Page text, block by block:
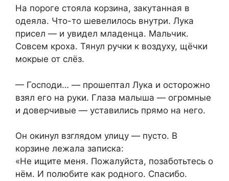
На пороге стояла корзина, закутанная в
одеяла. Что-то шевелилось внутри. Лука
присел — и увидел младенца. Мальчик.
Совсем кроха. Тянул ручки к воздуху, щёчки
мокрые от слёз.
— Господи… — прошептал Лука и осторожно
взял его на руки. Глаза малыша — огромные
и доверчивые — уставились прямо на него.
Он окинул взглядом улицу — пусто. В
корзине лежала записка:
«Не ищите меня. Пожалуйста, позаботьтесь о
нём. И полюбите как родного. Спасибо.